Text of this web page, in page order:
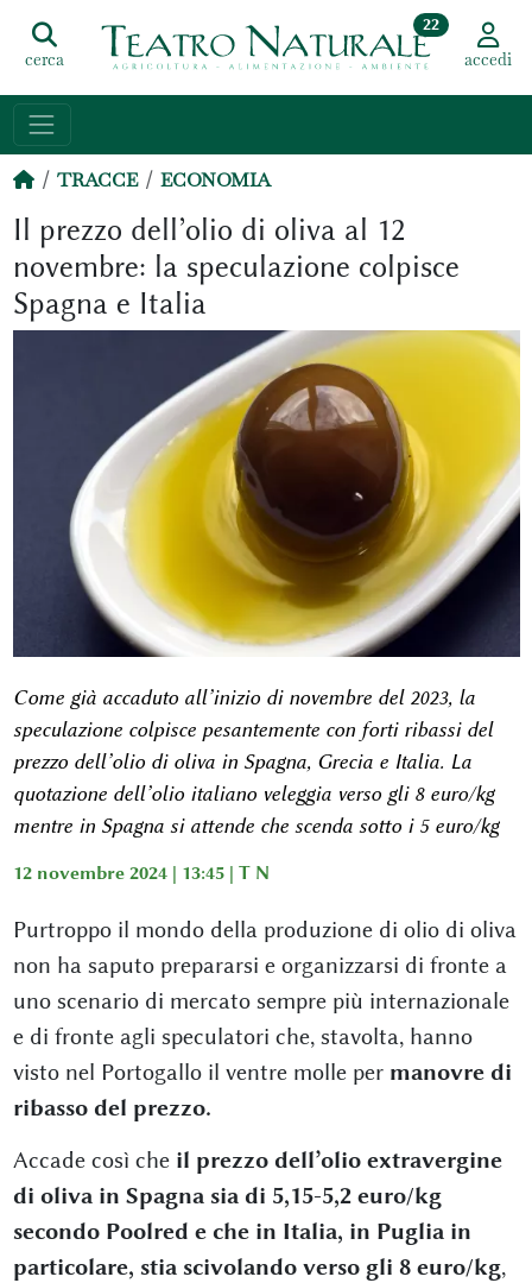
cerca
22
accedi
TRACCE ECONOMIA
Il prezzo dell’olio di oliva al 12
novembre: la speculazione colpisce
Spagna e Italia
Come già accaduto all’inizio di novembre del 2023, la
speculazione colpisce pesantemente con forti ribassi del
prezzo dell’olio di oliva in Spagna, Grecia e Italia. La
quotazione dell’olio italiano veleggia verso gli 8 euro/kg
mentre in Spagna si attende che scenda sotto i 5 euro/kg
12 novembre 2024 | 13:45 | T N
Purtroppo il mondo della produzione di olio di oliva
non ha saputo prepararsi e organizzarsi di fronte a
uno scenario di mercato sempre più internazionale
e di fronte agli speculatori che, stavolta, hanno
visto nel Portogallo il ventre molle per manovre di
ribasso del prezzo.
Accade così che il prezzo dell’olio extravergine
di oliva in Spagna sia di 5,15-5,2 euro/kg
secondo Poolred e che in Italia, in Puglia in
particolare, stia scivolando verso gli 8 euro/kg,